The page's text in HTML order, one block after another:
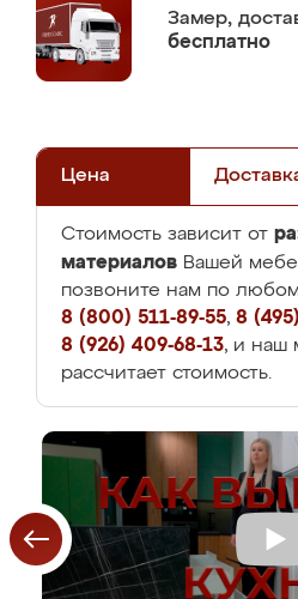
Замер,
бесплатно
Цена
Стоимость зависит от
материалов Вашей
позвоните нам по
8 (800) 511-89-55, 8
8 (926) 409-68-13, и наш
рассчитает стоимость.